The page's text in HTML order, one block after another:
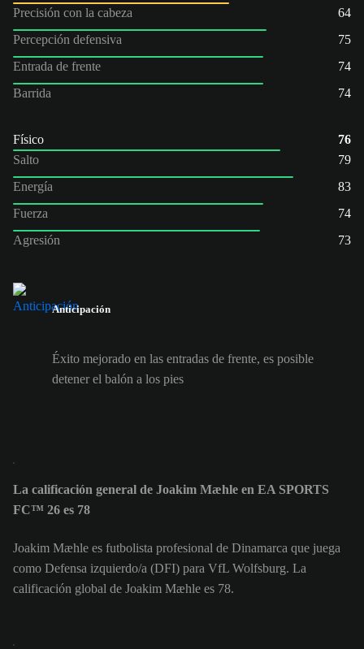
Precisión con la cabeza
64
Percepción defensiva
75
Entrada de frente
74
Barrida
74
Físico
76
Salto
79
Energía
83
Fuerza
74
Agresión
73
Anticipación
Éxito mejorado en las entradas de frente, es posible
detener el balón a los pies
La calificación general de Joakim Mæhle en EA SPORTS
FC™ 26 es 78
Joakim Mæhle es futbolista profesional de Dinamarca que juega
como Defensa izquierdo/a (DFI) para VfL Wolfsburg. La
calificación global de Joakim Mæhle es 78.